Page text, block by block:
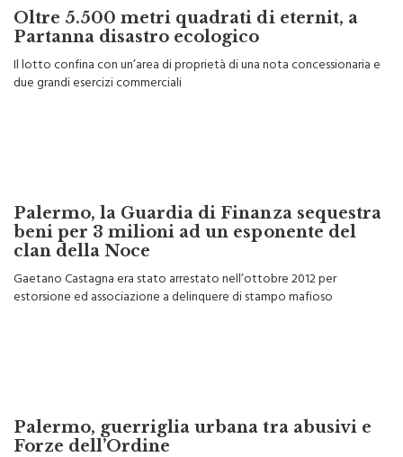
Oltre 5.500 metri quadrati di eternit, a
Partanna disastro ecologico
Il lotto confina con un’area di proprietà di una nota concessionaria e
due grandi esercizi commerciali
Palermo, la Guardia di Finanza sequestra
beni per 3 milioni ad un esponente del
clan della Noce
Gaetano Castagna era stato arrestato nell’ottobre 2012 per
estorsione ed associazione a delinquere di stampo mafioso
Palermo, guerriglia urbana tra abusivi e
Forze dell’Ordine